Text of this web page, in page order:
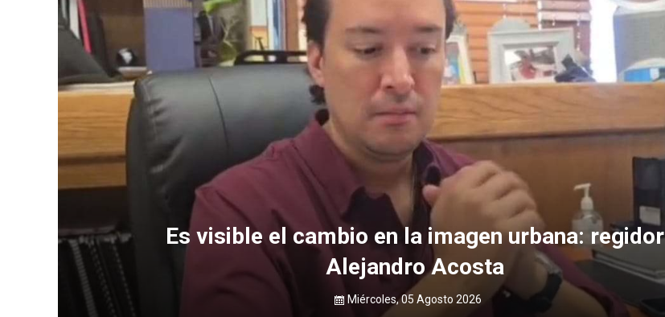
Es visible el cambio en la imagen urbana: regidor
Alejandro Acosta
Miércoles, 05 Agosto 2026